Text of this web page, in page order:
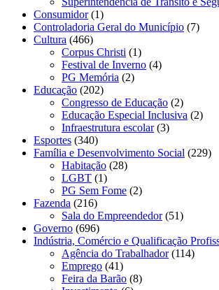
Consumidor(1)
Controladoria Geral do Município (7)
Cultura (466)
Corpus Christi (1)
Festival de Inverno (4)
PG Memória (2)
Educação (202)
Congresso de Educação (2)
Educação Especial Inclusiva (2)
Infraestrutura escolar(3)
Esportes (340)
Família e Desenvolvimento Social (229)
Habitação (28)
LGBT (1)
PG Sem Fome (2)
Fazenda (216)
Sala do Empreendedor(51)
Governo (696)
Indústria, Comércio e Qualificação
Agência do Trabalhador(114)
Emprego (41)
Feira da Barão (8)